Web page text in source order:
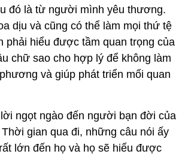
đó là từ người mình yêu thương.
dịu và cũng có thể làm mọi thứ tệ
phải hiểu được tầm quan trọng của
chữ sao cho hợp lý để không làm
và giúp phát triển mối quan
ngọt ngào đến người bạn đời của
gian qua đi, những câu nói ấy
lớn đến họ và họ sẽ hiểu được